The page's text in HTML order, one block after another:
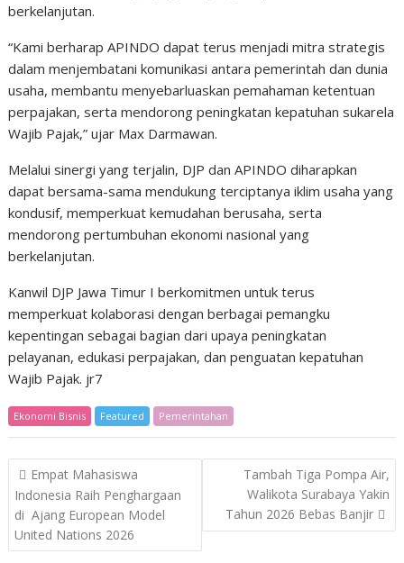
berkelanjutan.
“Kami berharap APINDO dapat terus menjadi mitra strategis
dalam menjembatani komunikasi antara pemerintah dan dunia
usaha, membantu menyebarluaskan pemahaman ketentuan
perpajakan, serta mendorong peningkatan kepatuhan sukarela
Wajib Pajak,” ujar Max Darmawan.
Melalui sinergi yang terjalin, DJP dan APINDO diharapkan
dapat bersama-sama mendukung terciptanya iklim usaha yang
kondusif, memperkuat kemudahan berusaha, serta
mendorong pertumbuhan ekonomi nasional yang
berkelanjutan.
Kanwil DJP Jawa Timur I berkomitmen untuk terus
memperkuat kolaborasi dengan berbagai pemangku
kepentingan sebagai bagian dari upaya peningkatan
pelayanan, edukasi perpajakan, dan penguatan kepatuhan
Wajib Pajak. jr7
Ekonomi Bisnis Featured Pemerintahan
Post
navigation
Empat Mahasiswa
Indonesia Raih Penghargaan
di Ajang European Model
United Nations 2026
Tambah Tiga Pompa Air,
Walikota Surabaya Yakin
Tahun 2026 Bebas Banjir